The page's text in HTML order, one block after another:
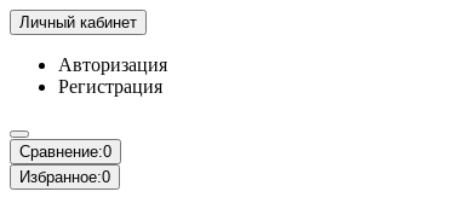
Личный кабинет
Авторизация
Регистрация
Сравнение:0
Избранное:0